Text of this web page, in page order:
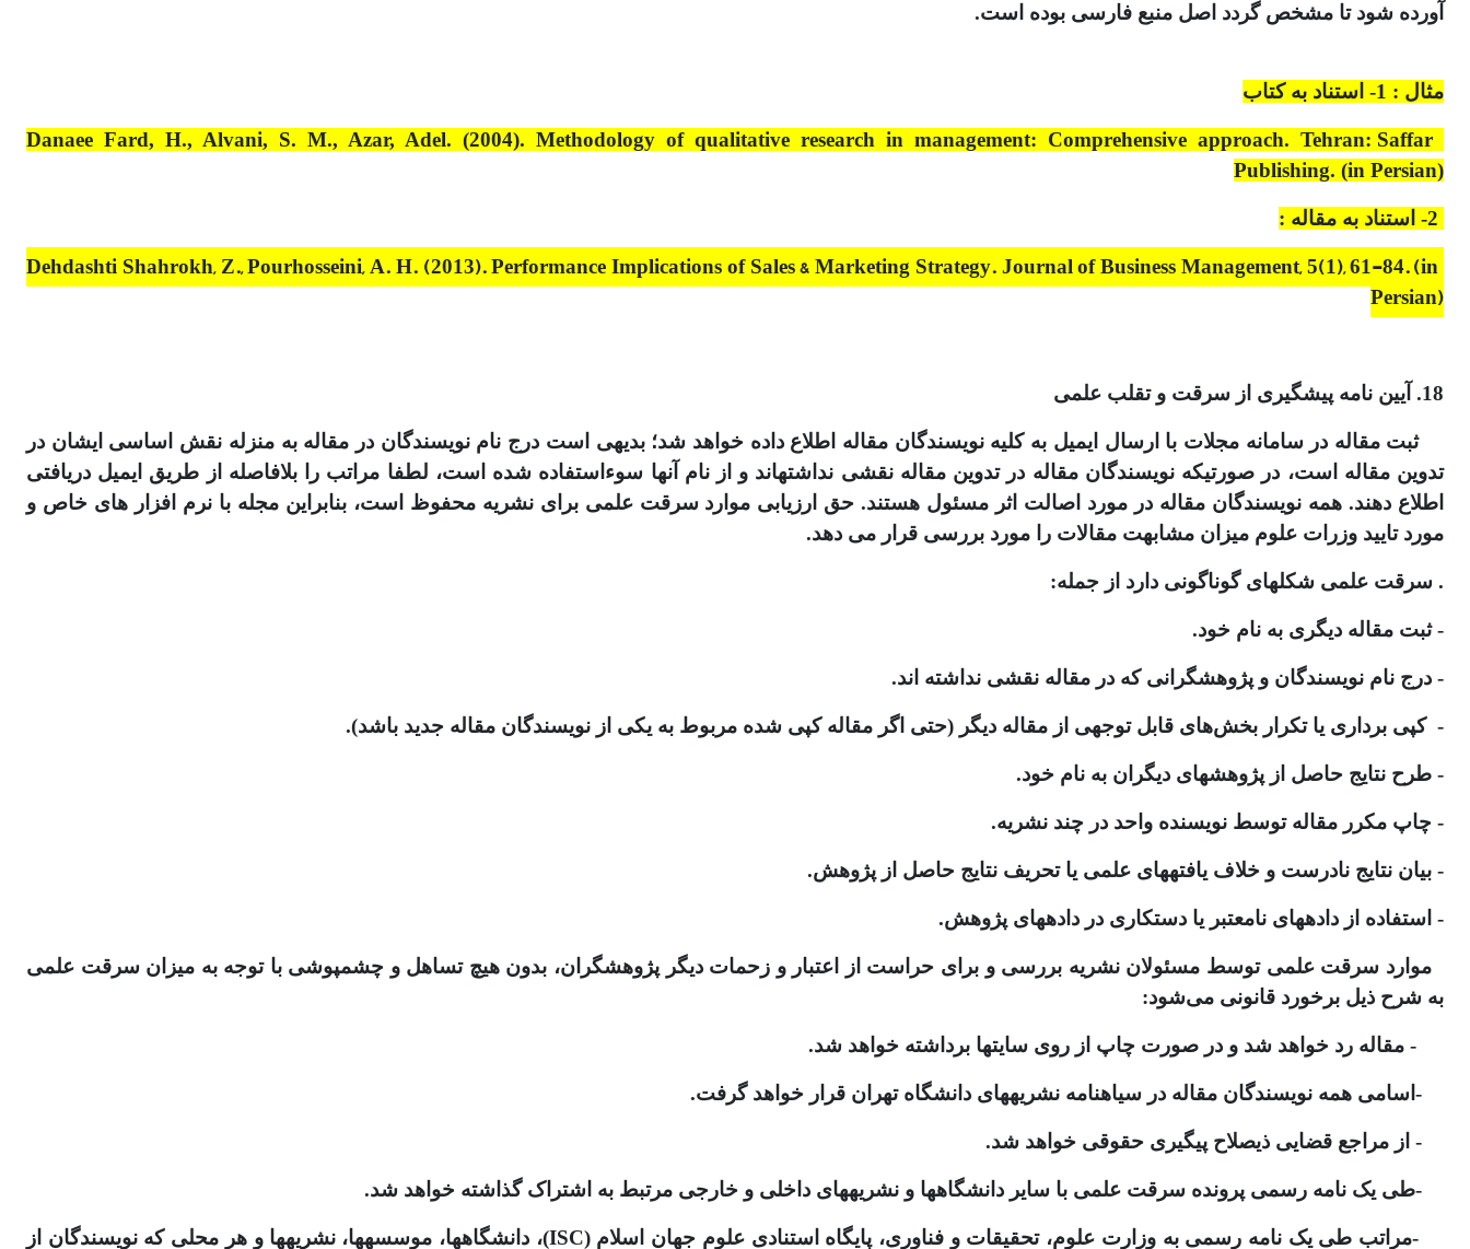
آورده شود تا مشخص گردد اصل منبع فارسی بوده است.
مثال : 1- استناد به کتاب
Danaee Fard, H., Alvani, S. M., Azar, Adel. (2004). Methodology of qualitative research in management: Comprehensive approach. Tehran: Saffar
Publishing. (in Persian)
Dehdashti Shahrokh, Z., Pourhosseini, A. H. (2013). Performance Implications of Sales & Marketing Strategy. Journal of Business Management, 5(1), 61-84. (in
Persian)
18. آیین نامه پیشگیری از سرقت و تقلب علمی
ثبت مقاله در سامانه مجلات با ارسال ایمیل به کلیه نویسندگان مقاله اطلاع داده خواهد شد؛ بدیهی است درج نام نویسندگان در مقاله به منزله نقش اساسی ایشان در
تدوین مقاله است، در صورتیکه نویسندگان مقاله در تدوین مقاله نقشی نداشته‎اند و از نام آنها سوءاستفاده شده است، لطفا مراتب را بلافاصله از طریق ایمیل دریافتی
اطلاع دهند. همه نویسندگان مقاله در مورد اصالت اثر مسئول هستند. حق ارزیابی موارد سرقت علمی برای نشریه محفوظ است، بنابراین مجله با نرم افزار های خاص و
مورد تایید وزرات علوم میزان مشابهت مقالات را مورد بررسی قرار می دهد.
. سرقت علمی شکل­های گوناگونی دارد از جمله:
- ثبت مقاله دیگری به نام خود.
- درج نام نویسندگان و پژوهشگرانی که در مقاله نقشی نداشته اند.
- کپی ­برداری یا تکرار بخش‌های قابل­ توجهی از مقاله دیگر (حتی اگر مقاله کپی شده مربوط به یکی از نویسندگان مقاله جدید باشد).
- طرح نتایج حاصل از پژوهش­های دیگران به نام خود.
- چاپ مکرر مقاله توسط نویسنده واحد در چند نشریه.
- بیان نتایج نادرست و خلاف یافته‎های علمی یا تحریف نتایج حاصل از پژوهش.
- استفاده از داده‎های نامعتبر یا دستکاری در داده‎های پژوهش.
موارد سرقت علمی توسط مسئولان نشریه بررسی و برای حراست از اعتبار و زحمات دیگر پژوهشگران، بدون هیچ تساهل و چشم‎پوشی با توجه به میزان سرقت علمی
به شرح ذیل برخورد قانونی می‌شود:
- مقاله رد خواهد شد و در صورت چاپ از روی سایت‎ها برداشته خواهد شد.
-اسامی همه نویسندگان مقاله در سیاه‎نامه نشریه‎های دانشگاه تهران قرار خواهد گرفت.
- از مراجع قضایی ذی‎صلاح پی‎گیری حقوقی خواهد شد.
-طی یک نامه رسمی پرونده سرقت علمی با سایر دانشگاه‎ها و نشریه‎های داخلی و خارجی مرتبط به اشتراک گذاشته خواهد شد.
-مراتب طی یک نامه رسمی به وزارت علوم، تحقیقات و فناوری، پایگاه استنادی علوم جهان اسلام (ISC)، دانشگاه‎ها، موسسه‎ها، نشریه‎ها و هر محلی که نویسندگان از